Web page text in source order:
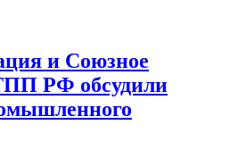
и Союзное
РФ обсудили